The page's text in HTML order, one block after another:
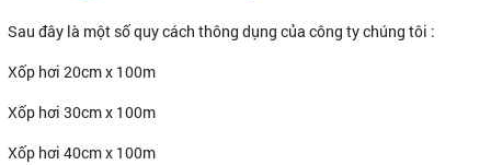
Sau đây là một số quy cách thông dụng của công ty chúng tôi :
Xốp hơi 20cm x 100m
Xốp hơi 30cm x 100m
Xốp hơi 40cm x 100m